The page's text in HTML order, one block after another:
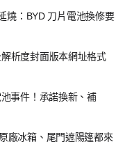
燒：BYD 刀片電池換修要
析度封面版本網址格式
事件！承諾換新、補
廠冰箱、尾門遮陽篷都來